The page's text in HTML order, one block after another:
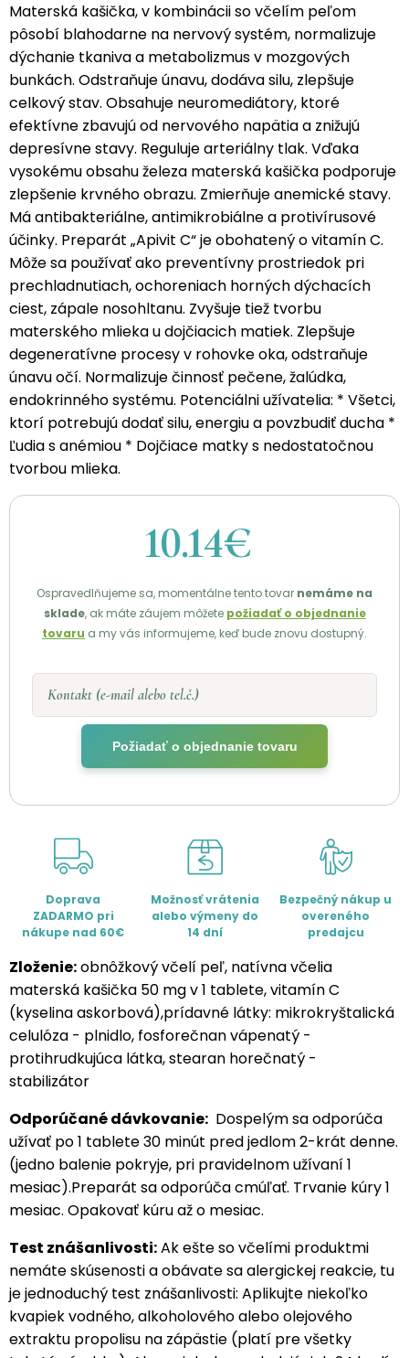
Materská kašička, v kombinácii so včelím peľom
pôsobí blahodarne na nervový systém, normalizuje
dýchanie tkaniva a metabolizmus v mozgových
bunkách. Odstraňuje únavu, dodáva silu, zlepšuje
celkový stav. Obsahuje neuromediátory, ktoré
efektívne zbavujú od nervového napätia a znižujú
depresívne stavy. Reguluje arteriálny tlak. Vďaka
vysokému obsahu železa materská kašička podporuje
zlepšenie krvného obrazu. Zmierňuje anemické stavy.
Má antibakteriálne, antimikrobiálne a protivírusové
účinky. Preparát „Apivit C“ je obohatený o vitamín C.
Môže sa používať ako preventívny prostriedok pri
prechladnutiach, ochoreniach horných dýchacích
ciest, zápale nosohltanu. Zvyšuje tiež tvorbu
materského mlieka u dojčiacich matiek. Zlepšuje
degeneratívne procesy v rohovke oka, odstraňuje
únavu očí. Normalizuje činnosť pečene, žalúdka,
endokrinného systému. Potenciálni užívatelia: * Všetci,
ktorí potrebujú dodať silu, energiu a povzbudiť ducha *
Ľudia s anémiou * Dojčiace matky s nedostatočnou
tvorbou mlieka.
10.14€
Ospravedlňujeme sa, momentálne tento tovar nemáme na
sklade, ak máte záujem môžete požiadať o objednanie
tovaru a my vás informujeme, keď bude znovu dostupný.
Kontakt (e-mail alebo tel.č.)
Požiadať o objednanie tovaru
Doprava
ZADARMO pri
nákupe nad 60€
Možnosť vrátenia
alebo výmeny do
14 dní
Bezpečný nákup u
overeného
predajcu
Zloženie:obnôžkový včelí peľ, natívna včelia
materská kašička 50 mg v 1 tablete, vitamín C
(kyselina askorbová),prídavné látky: mikrokryštalická
celulóza - plnidlo, fosforečnan vápenatý -
protihrudkujúca látka, stearan horečnatý -
stabilizátor
Odporúčané dávkovanie: Dospelým sa odporúča
užívať po 1 tablete 30 minút pred jedlom 2-krát denne.
(jedno balenie pokryje, pri pravidelnom užívaní 1
mesiac).Preparát sa odporúča cmúľať. Trvanie kúry 1
mesiac. Opakovať kúru až o mesiac.
Test znášanlivosti:Ak ešte so včelími produktmi
nemáte skúsenosti a obávate sa alergickej reakcie, tu
je jednoduchý test znášanlivosti: Aplikujte niekoľko
kvapiek vodného, alkoholového alebo olejového
extraktu propolisu na zápästie (platí pre všetky